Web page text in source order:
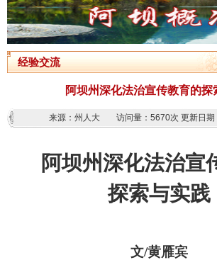
经验交流
阿坝州深化法治宣传教育的探
来源：州人大 访问量： 5670次 更新日
阿坝州深化法治宣
探索与实践
文/黄雁宾